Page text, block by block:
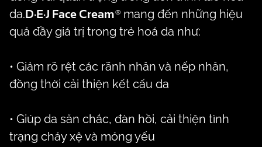
da.D·E·J Face Cream® mang đến những hiệu
quả đầy giá trị trong trẻ hoá da như:
• Giảm rõ rệt các rãnh nhăn và nếp nhăn,
đồng thời cải thiện kết cấu da
• Giúp da săn chắc, đàn hồi, cải thiện tình
trạng chảy xệ và mỏng yếu